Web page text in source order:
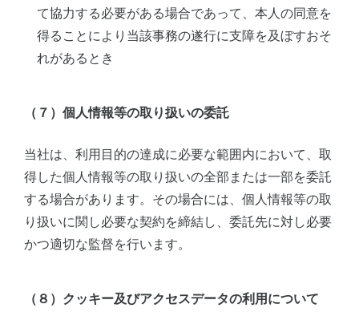
て協力する必要がある場合であって、本人の同意を
得ることにより当該事務の遂行に支障を及ぼすおそ
れがあるとき
（７）個人情報等の取り扱いの委託
当社は、利用目的の達成に必要な範囲内において、取
得した個人情報等の取り扱いの全部または一部を委託
する場合があります。その場合には、個人情報等の取
り扱いに関し必要な契約を締結し、委託先に対し必要
かつ適切な監督を行います。
（８）クッキー及びアクセスデータの利用について